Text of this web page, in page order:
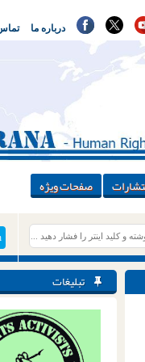
درباره ما
صفحات ویژه
تبلیغات